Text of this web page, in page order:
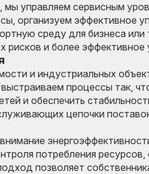
управляем сервисным
организуем эффективное
среду для бизнеса или
рисков и более
и индустриальных
процессы так,
и обеспечить
цепочки
потребления
позволяет